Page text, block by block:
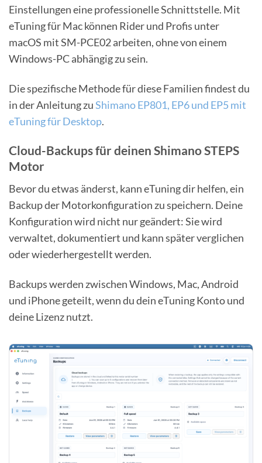
Einstellungen eine professionelle Schnittstelle. Mit
eTuning für Mac können Rider und Profis unter
macOS mit SM-PCE02 arbeiten, ohne von einem
Windows-PC abhängig zu sein.
Die spezifische Methode für diese Familien findest du
in der Anleitung zuShimano EP801, EP6 und EP5 mit
eTuning für Desktop.
Cloud-Backups für deinen Shimano STEPS
Motor
Bevor du etwas änderst, kann eTuning dir helfen, ein
Backup der Motorkonfiguration zu speichern. Deine
Konfiguration wird nicht nur geändert: Sie wird
verwaltet, dokumentiert und kann später verglichen
oder wiederhergestellt werden.
Backups werden zwischen Windows, Mac, Android
und iPhone geteilt, wenn du dein eTuning Konto und
deine Lizenz nutzt.